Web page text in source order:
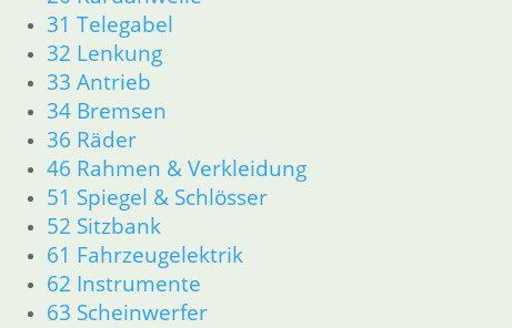
31 Telegabel
32 Lenkung
33 Antrieb
34 Bremsen
36 Räder
46 Rahmen & Verkleidung
51 Spiegel & Schlösser
52 Sitzbank
61 Fahrzeugelektrik
62 Instrumente
63 Scheinwerfer
Druckplatte
54,90
Artikelnummer: 2302200
inkl. MwSt.
zzgl. Versandkosten
In den Warenkorb
Kupplungsfeder
54,80€
Artikelnummer: 1242353